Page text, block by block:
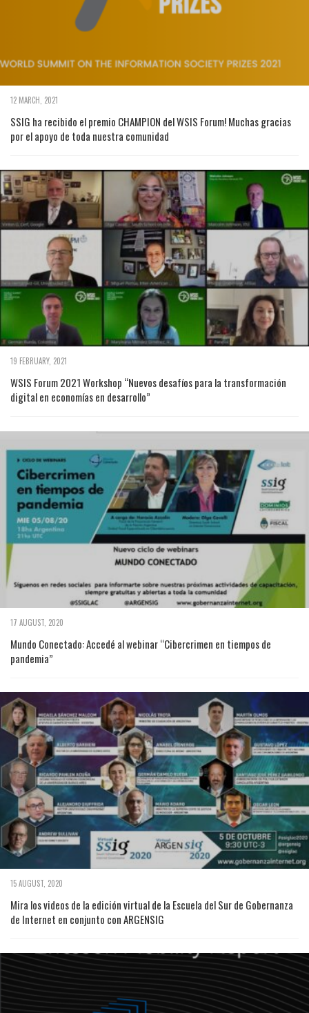
12 MARCH, 2021
SSIG ha recibido el premio CHAMPION del WSIS Forum! Muchas gracias
por el apoyo de toda nuestra comunidad
19 FEBRUARY, 2021
WSIS Forum 2021 Workshop “Nuevos desafíos para la transformación
digital en economías en desarrollo”
17 AUGUST, 2020
Mundo Conectado: Accedé al webinar “Cibercrimen en tiempos de
pandemia”
15 AUGUST, 2020
Mira los videos de la edición virtual de la Escuela del Sur de Gobernanza
de Internet en conjunto con ARGENSIG